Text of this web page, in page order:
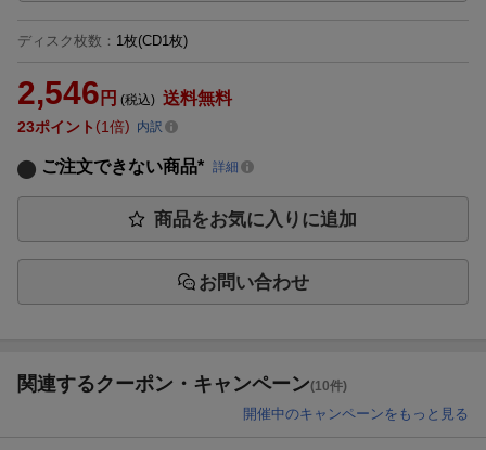
ディスク枚数 ： 1枚(CD1枚)
2,546 円 (税込) 送料無料
23ポイント 1倍 内訳
ご注文できない商品* 詳細
商品をお気に入りに追加
お問い合わせ
関連するクーポン・キャンペーン(10件)
開催中のキャンペーンをもっと見る